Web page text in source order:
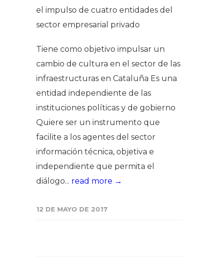
el impulso de cuatro entidades del
sector empresarial privado
Tiene como objetivo impulsar un
cambio de cultura en el sector de las
infraestructuras en Cataluña Es una
entidad independiente de las
instituciones políticas y de gobierno
Quiere ser un instrumento que
facilite a los agentes del sector
información técnica, objetiva e
independiente que permita el
diálogo... read more →
12 DE MAYO DE 2017